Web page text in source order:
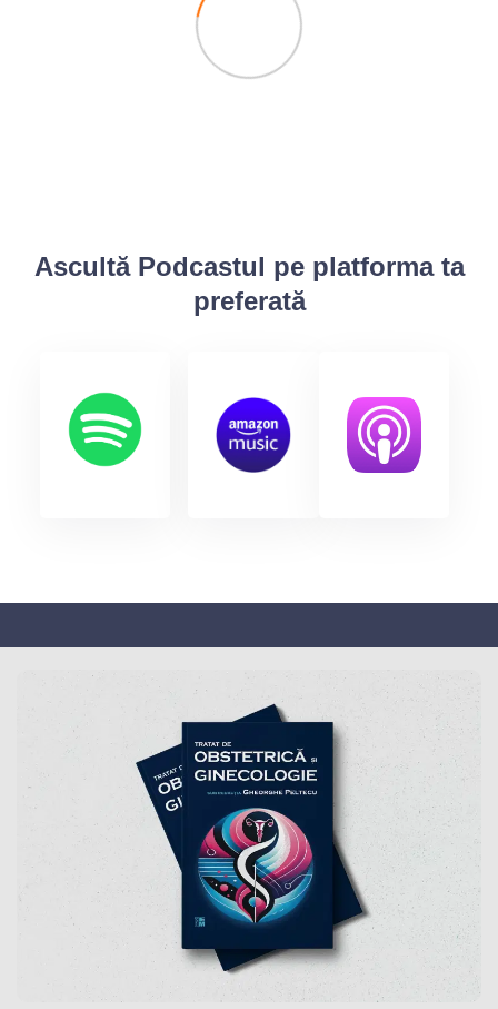
Ascultă Podcastul pe platforma ta
preferată